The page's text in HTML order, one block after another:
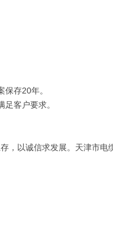
存20年。
客户要求。
，以诚信求发展。天津市